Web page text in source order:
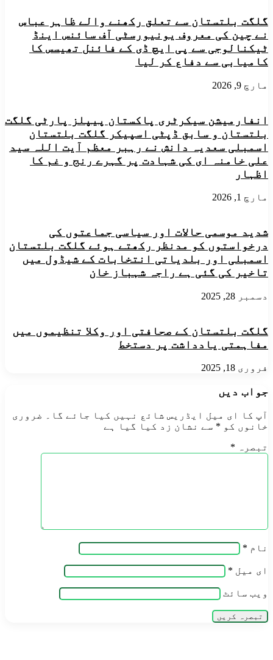
سڑک
کی
دریا
بردگی
کے
خطرات
کے
تفصیل
سے
آگاہ
کیا/
ایم
این
میں
جان
بحق
اورزخمی
ہونے
والے
افرادکے
ساتھ
ہمددری
اورانسانی
جانوں
کے
ضیاع
دکھ
گلگت بلتستان سے تعلق رکھنے والے ظاہر عباس
نے چین کی معروف یونیورسٹی آف سائنس اینڈ
ٹیکنالوجی سے پی ایچ ڈی کے فائنل تھیسس کا
کامیابی سے دفاع کر لیا
مارچ 9, 2026
انفارمیشن سیکرٹری پاکستان پیپلز پارٹی گلگت
بلتستان و سابق ڈپٹی اسپیکر گلگت بلتستان
اسمبلی سعدیہ دانش نے رہبر معظم آیت اللہ سید
علی خامنہ ای کی شہادت پر گہرے رنج و غم کا
اظہار
مارچ 1, 2026
شدید موسمی حالات اور سیاسی جماعتوں کی
درخواستوں کو مدنظر رکھتے ہوئے گلگت بلتستان
اسمبلی اور بلدیاتی انتخابات کے شیڈول میں
تاخیر کی گئی ہے راجہ شہباز خان
دسمبر 28, 2025
گلگت بلتستان کے صحافتی اور وکلا تنظیموں میں
مفاہمتی یادداشت پر دستخط
فروری 18, 2025
جواب دیں
آپ کا ای میل ایڈریس شائع نہیں کیا جائے گا۔
ضروری
خانوں کو * سے نشان زد کیا گیا ہے
تبصرہ *
نام *
ای میل *
ویب‌ سائٹ